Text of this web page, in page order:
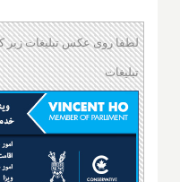
لطفا روی عکس تبلیغات زیر
تبلیغات